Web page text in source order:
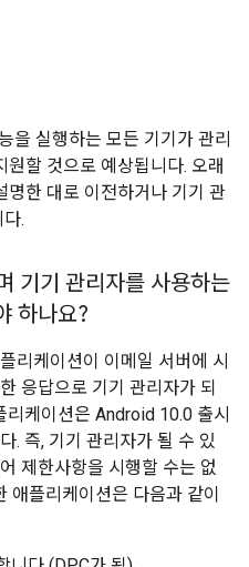
을 실행하는 모든 기기가 관리
할 것으로 예상됩니다. 오래
한 대로 이전하거나 기기 관
.
기기 관리자를 사용하는
하나요?
리케이션이 이메일 서버에 시
응답으로 기기 관리자가 되
케이션은 Android 10.0 출시
. 즉, 기기 관리자가 될 수 있
제한사항을 시행할 수는 없
애플리케이션은 다음과 같이